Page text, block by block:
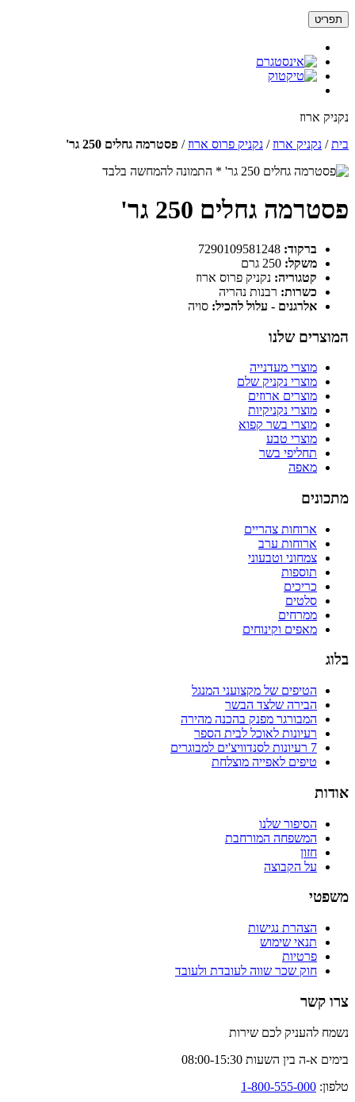
תפריט
נקניק ארוז
בית/ נקניק ארוז / נקניק פרוס ארוז / פסטרמה גחלים 250 גר'
* התמונה להמחשה בלבד
פסטרמה גחלים 250 גר'
ברקוד: 7290109581248
משקל:
קטגוריה: נקניק פרוס ארוז
כשרות: רבנות נהריה
אלרגנים - עלול להכיל: סויה
המוצרים שלנו
מוצרי מעדנייה
מוצרי נקניק שלם
מוצרים ארוזים
מוצרי נקניקיות
מוצרי בשר קפוא
מוצרי טבע
תחליפי בשר
מאפה
מתכונים
ארוחות צהריים
ארוחות ערב
צמחוני וטבעוני
תוספות
כריכים
סלטים
ממרחים
מאפים וקינוחים
בלוג
הטיפים של מקצועני המנגל
הבירה שלצד הבשר
המבורגר מפנק בהכנה מהירה
רעיונות לאוכל לבית הספר
7 רעיונות לסנדוויצ'ים למבוגרים
טיפים לאפייה מוצלחת
אודות
הסיפור שלנו
המשפחה המורחבת
חזון
על הקבוצה
משפטי
הצהרת נגישות
תנאי שימוש
פרטיות
חוק שכר שווה לעובדת ולעובד
צרו קשר
נשמח להעניק לכם שירות
בימים א-ה בין השעות 08:00-15:30
טלפון: 1-800-555-000